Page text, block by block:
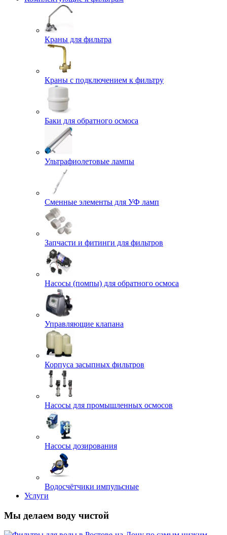
Краны для фильтра
Краны с подключением к фильтру
Баки для обратного осмоса
Ультрафиолетовые лампы
Сменные элементы для УФ ламп
Запчасти и фитинги для фильтров
Насосы (помпы) для обратного осмоса
Управляющие клапана
Корпуса засыпных фильтров
Насосы для промышленных осмосов
Насосы дозирования
Водосчётчики импульсные
Услуги
Мы делаем воду чистой